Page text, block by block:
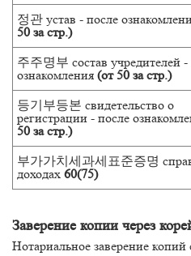
정관 устав - после
50 за стр.)
주주명부 состав учредителей -
ознакомления (от 50 за стр.)
등기부등본 свидетельство о
регистрации - после
50 за стр.)
부가가치세과세표준증명
доходах 60(75)
Заверение копии через
Нотариальное заверение